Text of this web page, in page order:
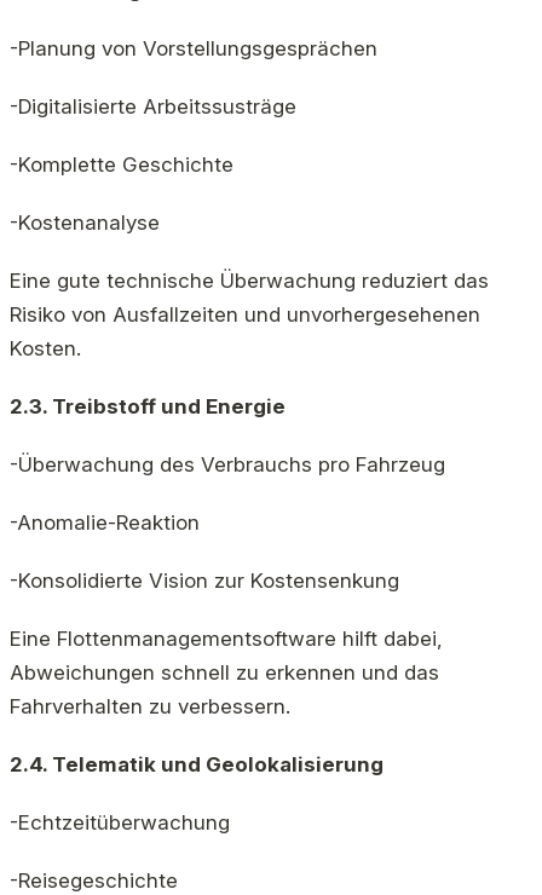
-Planung von Vorstellungsgesprächen
-Digitalisierte Arbeitssusträge
-Komplette Geschichte
-Kostenanalyse
Eine gute technische Überwachung reduziert das
Risiko von Ausfallzeiten und unvorhergesehenen
Kosten.
2.3. Treibstoff und Energie
-Überwachung des Verbrauchs pro Fahrzeug
-Anomalie-Reaktion
-Konsolidierte Vision zur Kostensenkung
Eine Flottenmanagementsoftware hilft dabei,
Abweichungen schnell zu erkennen und das
Fahrverhalten zu verbessern.
2.4. Telematik und Geolokalisierung
-Echtzeitüberwachung
-Reisegeschichte